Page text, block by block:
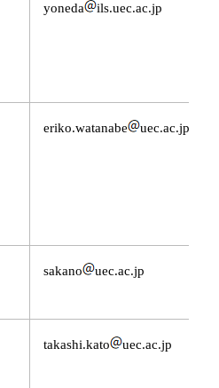
yoneda ils.uec.ac.jp
eriko.watanabe uec.ac.jp
sakano uec.ac.jp
takashi.kato uec.ac.jp